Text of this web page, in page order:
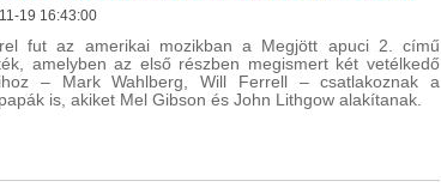
19 16:43:00
fut az amerikai mozikban a Megjött apuci 2. című
amelyben az első részben megismert két vetélkedő
– Mark Wahlberg, Will Ferrell – csatlakoznak a
is, akiket Mel Gibson és John Lithgow alakítanak.